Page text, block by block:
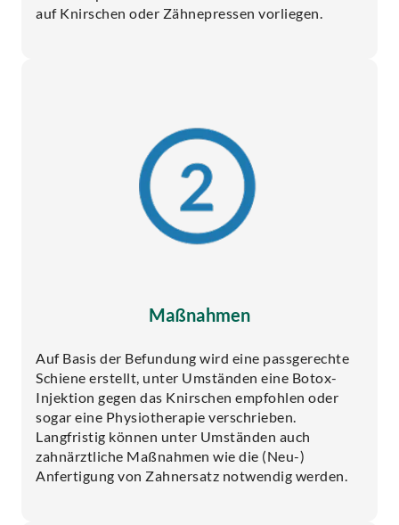
auf Knirschen oder Zähnepressen vorliegen.
Maßnahmen
Auf Basis der Befundung wird eine passgerechte
Schiene erstellt, unter Umständen eine Botox-
Injektion gegen das Knirschen empfohlen oder
sogar eine Physiotherapie verschrieben.
Langfristig können unter Umständen auch
zahnärztliche Maßnahmen wie die (Neu-)
Anfertigung von Zahnersatz notwendig werden.